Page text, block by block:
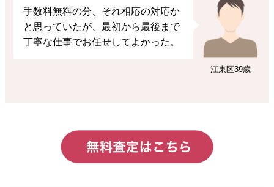
江東区39歳
手数料無料の分、それ相応の対応か
と思っていたが、最初から最後まで
丁寧な仕事でお任せしてよかった。